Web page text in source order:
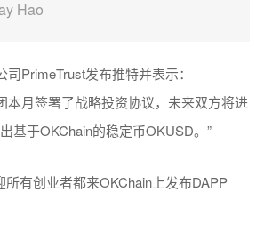
Hao
PrimeTrust发布推特并表示：
本月签署了战略投资协议，未来双方将进
基于OKChain的稳定币OKUSD。”